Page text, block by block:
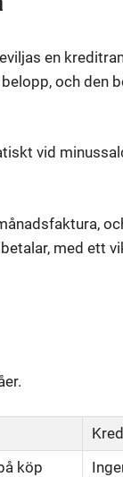
en
och den
vid
med ett
köp